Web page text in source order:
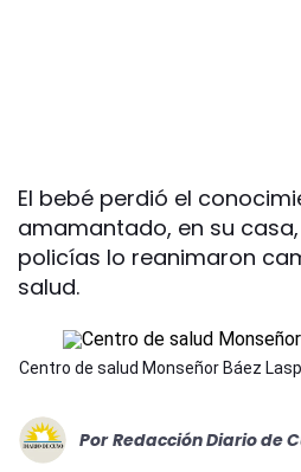
El bebé perdió el
amamantado, en su
policías lo reanimaron
salud.
Centro de salud Monseñor Báez
Por Redacción Diario de